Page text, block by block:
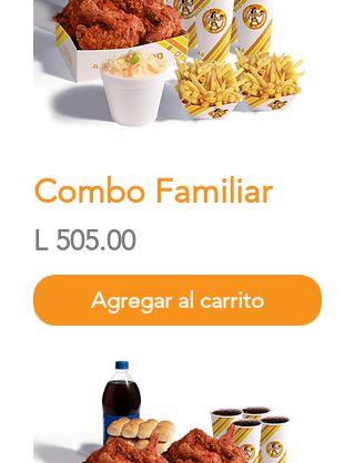
Combo Familiar
Precio
L 505.00
Agregar al carrito